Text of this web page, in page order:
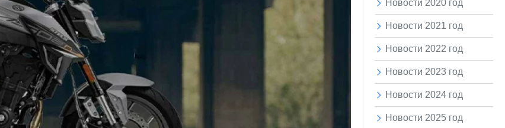
Новости 2020 год
Новости 2021 год
Новости 2022 год
Новости 2023 год
Новости 2024 год
Новости 2025 год